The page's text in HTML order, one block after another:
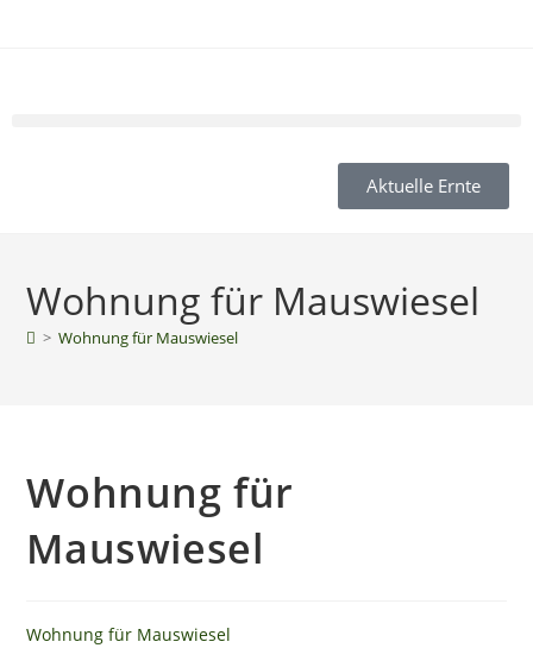
Aktuelle Ernte
Wohnung für Mauswiesel
> Wohnung für Mauswiesel
Wohnung für
Mauswiesel
Wohnung für Mauswiesel